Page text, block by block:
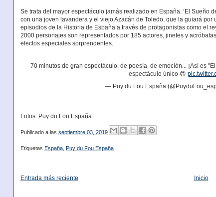
Se trata del mayor espectáculo jamás realizado en España. ‘El Sueño
con una joven lavandera y el viejo Azacán de Toledo, que la guiará
episodios de la Historia de España a través de protagonistas como el
2000 personajes son representados por 185 actores, jinetes y
efectos especiales sorprendentes.
70 minutos de gran espectáculo, de poesía, de emoción... ¡Así es
espectáculo único 😍
— Puy du Fou España
Fotos: Puy du Fou España
Publicado a las septiembre 03, 2019
Etiquetas España, Puy du Fou España
Entrada más reciente Inicio